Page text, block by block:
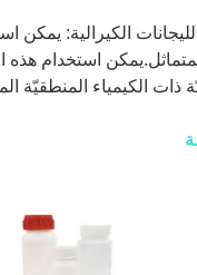
استخدام هذه
ذات الكيمياء المنطقيّة